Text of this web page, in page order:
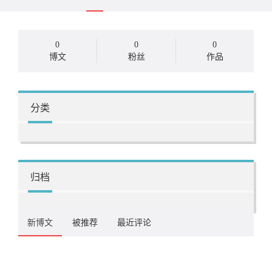
0
博文
0
粉丝
0
作品
分类
归档
新博文 被推荐 最近评论